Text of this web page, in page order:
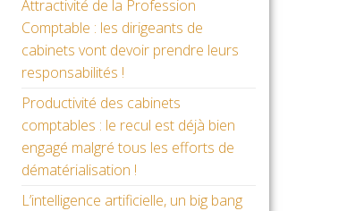
Attractivité de la Profession
Comptable : les dirigeants de
cabinets vont devoir prendre leurs
responsabilités !
Productivité des cabinets
comptables : le recul est déjà bien
engagé malgré tous les efforts de
dématérialisation !
L’intelligence artificielle, un big bang